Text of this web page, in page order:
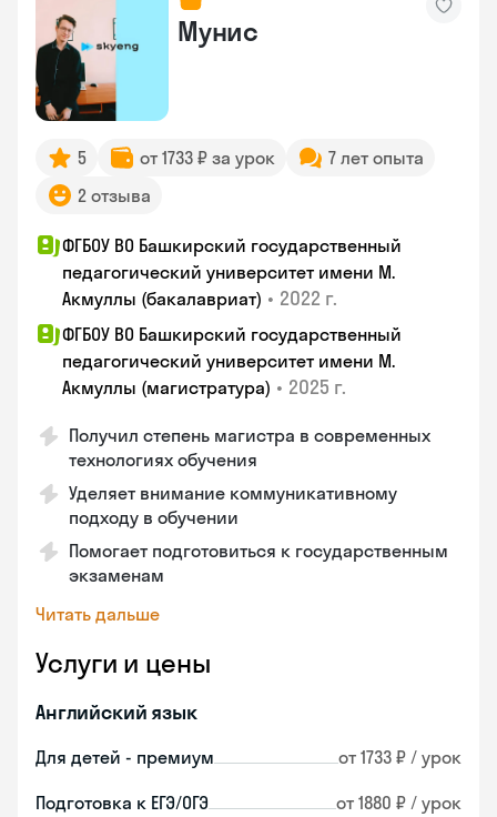
Мунис
5 от 1733 ₽ за урок
7 лет опыта
2 отзыва
ФГБОУ ВО Башкирский государственный
педагогический университет имени М.
Акмуллы (бакалавриат) • 2022 г.
ФГБОУ ВО Башкирский государственный
педагогический университет имени М.
Акмуллы (магистратура) • 2025 г.
Получил степень магистра в современных
технологиях обучения
Уделяет внимание коммуникативному
подходу в обучении
Помогает подготовиться к государственным
экзаменам
Читать дальше
Услуги и цены
Английский язык
Для детей - премиум от 1733 ₽ / урок
Подготовка к ЕГЭ/ОГЭ от 1880 ₽ / урок